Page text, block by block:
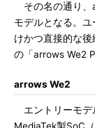
その名の通り、
モデルとなる。
けかつ直接的な
の「arrows We2
arrows We2
エントリーモデ